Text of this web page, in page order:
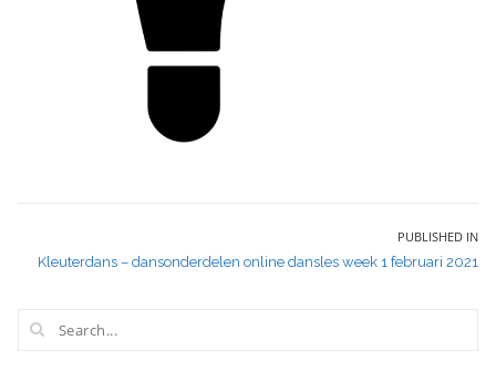
navigatie
PUBLISHED IN
Kleuterdans – dansonderdelen online dansles week 1 februari 2021